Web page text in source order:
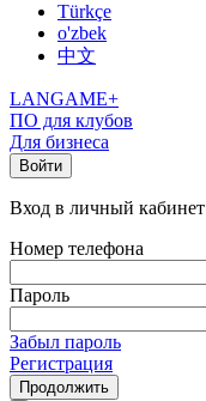
Türkçe
o'zbek
中文
LANGAME+
ПО для клубов
Для бизнеса
Войти
Вход в личный кабинет
Номер телефона
Пароль
Забыл пароль
Регистрация
Продолжить